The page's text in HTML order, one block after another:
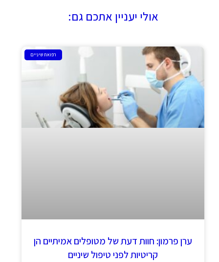
אולי יעניין אתכם גם:
רפואת שיניים
ערן פרמון: חוות דעת של מטופלים אמיתיים הן
קריטיות לפני טיפול שיניים